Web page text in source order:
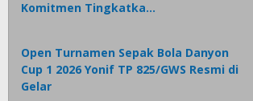
Komitmen Tingkatka…
Open Turnamen Sepak Bola Danyon
Cup 1 2026 Yonif TP 825/GWS Resmi di
Gelar